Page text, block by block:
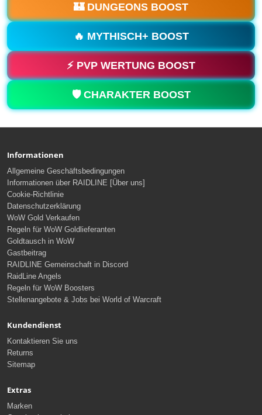
🏰 DUNGEONS BOOST
🔥 MYTHISCH+ BOOST
⚡ PVP WERTUNG BOOST
🛡️ CHARAKTER BOOST
Informationen
Allgemeine Geschäftsbedingungen
Informationen über RAIDLINE [Über uns]
Cookie-Richtlinie
Datenschutzerklärung
WoW Gold Verkaufen
Regeln für WoW Goldlieferanten
Goldtausch in WoW
Gastbeitrag
RAIDLINE Gemeinschaft in Discord
RaidLine Angels
Regeln für WoW Boosters
Stellenangebote & Jobs bei World of Warcraft
Kundendienst
Kontaktieren Sie uns
Returns
Sitemap
Extras
Marken